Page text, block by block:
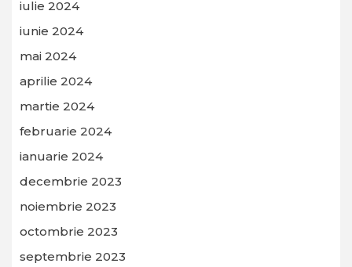
iulie 2024
iunie 2024
mai 2024
aprilie 2024
martie 2024
februarie 2024
ianuarie 2024
decembrie 2023
noiembrie 2023
octombrie 2023
septembrie 2023